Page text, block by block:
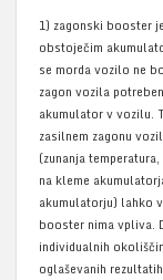
1) zagonski booster
obstoječim
se morda vozilo ne
zagon vozila
akumulator v vozilu.
zasilnem zagonu
(zunanja
na kleme
akumulatorju) lahko
booster nima vpliva.
individualnih
oglaševanih